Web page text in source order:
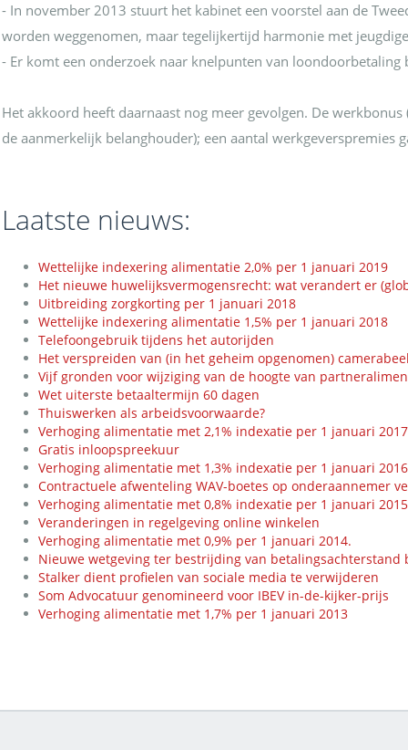
- In november 2013 stuurt het kabinet een voorstel aan de
worden weggenomen, maar tegelijkertijd harmonie met
- Er komt een onderzoek naar knelpunten van
Het akkoord heeft daarnaast nog meer gevolgen. De
de aanmerkelijk belanghouder); een aantal werkgeverspremies
Laatste nieuws:
Wettelijke indexering alimentatie 2,0% per 1 januari 2019
Het nieuwe huwelijksvermogensrecht: wat verandert er
Uitbreiding zorgkorting per 1 januari 2018
Wettelijke indexering alimentatie 1,5% per 1 januari 2018
Telefoongebruik tijdens het autorijden
Het verspreiden van (in het geheim opgenomen)
Vijf gronden voor wijziging van de hoogte van
Wet uiterste betaaltermijn 60 dagen
Thuiswerken als arbeidsvoorwaarde?
Verhoging alimentatie met 2,1% indexatie per 1 januari 2017
Gratis inloopspreekuur
Verhoging alimentatie met 1,3% indexatie per 1 januari 2016
Contractuele afwenteling WAV-boetes op onderaannemer
Verhoging alimentatie met 0,8% indexatie per 1 januari 2015
Veranderingen in regelgeving online winkelen
Verhoging alimentatie met 0,9% per 1 januari 2014.
Nieuwe wetgeving ter bestrijding van betalingsachterstand
Stalker dient profielen van sociale media te verwijderen
Som Advocatuur genomineerd voor IBEV in-de-kijker-prijs
Verhoging alimentatie met 1,7% per 1 januari 2013